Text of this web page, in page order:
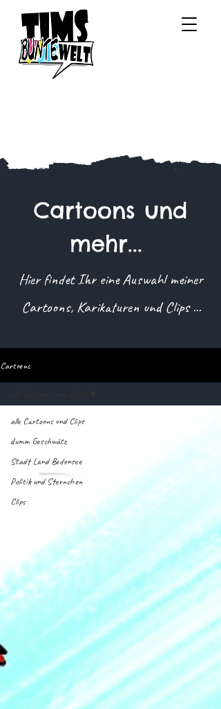
Cartoons und
mehr...
Hier findet Ihr eine Auswahl meiner
Cartoons, Karikaturen und Clips ...
Cartoons
alle Cartoons und Clips
dumm Geschwätz
Stadt Land Bodensee
Politik und Sternchen
Clips